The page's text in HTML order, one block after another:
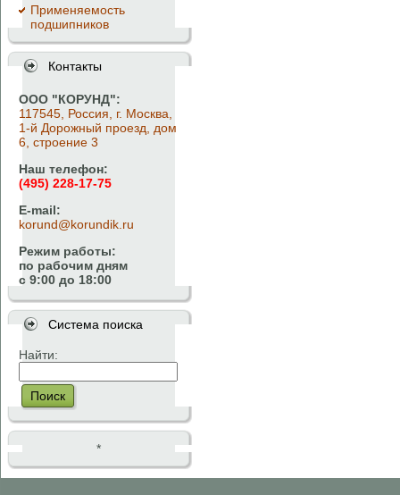
Применяемость
подшипников
Контакты
ООО "КОРУНД":
117545, Россия, г. Москва,
1-й Дорожный проезд, дом
6, строение 3
Наш телефон:
(495) 228-17-75
E-mail:
korund@korundik.ru
Режим работы:
по рабочим дням
с 9:00 до 18:00
Система поиска
Найти:
Поиск
*